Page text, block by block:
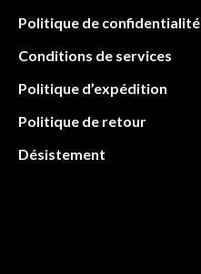
Politique de confidentialité
Conditions de services
Politique d’expédition
Politique de retour
Désistement